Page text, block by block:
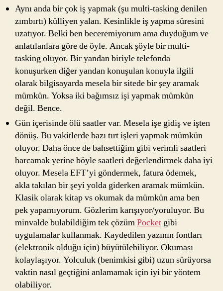
Aynı anda bir çok iş yapmak (şu multi-tasking denilen
zımbırtı) külliyen yalan. Kesinlikle iş yapma süresini
uzatıyor. Belki ben beceremiyorum ama duyduğum ve
anlatılanlara göre de öyle. Ancak şöyle bir multi-
tasking oluyor. Bir yandan biriyle telefonda
konuşurken diğer yandan konuşulan konuyla ilgili
olarak bilgisayarda mesela bir sitede bir şey aramak
mümkün. Yoksa iki bağımsız işi yapmak mümkün
değil. Bence.
Gün içerisinde ölü saatler var. Mesela işe gidiş ve işten
dönüş. Bu vakitlerde bazı tırt işleri yapmak mümkün
oluyor. Daha önce de bahsettiğim gibi verimli saatleri
harcamak yerine böyle saatleri değerlendirmek daha iyi
oluyor. Mesela EFT’yi göndermek, fatura ödemek,
akla takılan bir şeyi yolda giderken aramak mümkün.
Klasik olarak kitap vs okumak da mümkün ama ben
pek yapamıyorum. Gözlerim karışıyor/yoruluyor. Bu
minvalde bulabildiğim tek çözümPocket gibi
uygulamalar kullanmak. Kaydedilen yazının fontları
(elektronik olduğu için) büyütülebiliyor. Okuması
kolaylaşıyor. Yolculuk (benimkisi gibi) uzun sürüyorsa
vaktin nasıl geçtiğini anlamamak için iyi bir yöntem
olabiliyor.